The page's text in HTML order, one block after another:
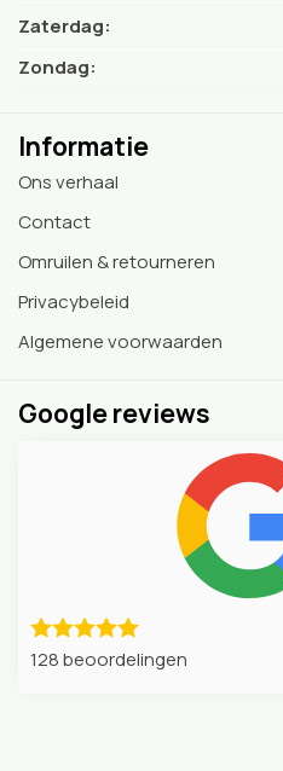
Zaterdag:
Zondag:
Informatie
Ons verhaal
Contact
Omruilen & retourneren
Privacybeleid
Algemene voorwaarden
Google reviews
128 beoordelingen